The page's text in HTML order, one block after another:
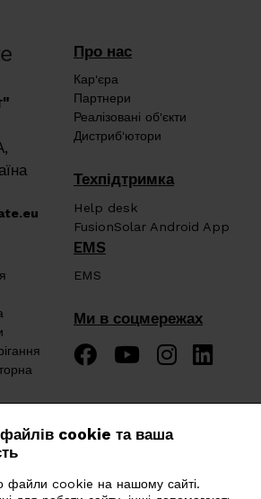
Про нас
Кар'єра
Партнери
Реалізовані об'єкти
Дистриб'ютори
Техпідтримка
Help desk
FusionSolar Android App
EMS
EMS
Ми в соцмережах
cookie та ваша
файли cookie на нашому сайті.